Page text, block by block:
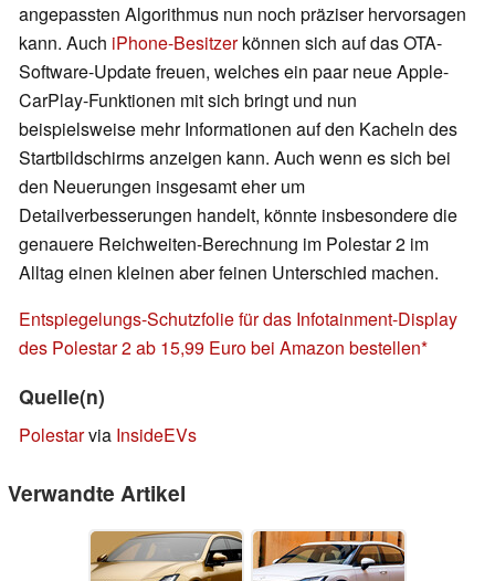
angepassten Algorithmus nun noch präziser hervorsagen
kann. Auch iPhone-Besitzerkönnen sich auf das OTA-
Software-Update freuen, welches ein paar neue Apple-
CarPlay-Funktionen mit sich bringt und nun
beispielsweise mehr Informationen auf den Kacheln des
Startbildschirms anzeigen kann. Auch wenn es sich bei
den Neuerungen insgesamt eher um
Detailverbesserungen handelt, könnte insbesondere die
genauere Reichweiten-Berechnung im Polestar 2 im
Alltag einen kleinen aber feinen Unterschied machen.
Entspiegelungs-Schutzfolie für das Infotainment-Display
des Polestar 2 ab 15,99 Euro bei Amazon bestellen
Quelle(n)
Polestarvia InsideEVs
Verwandte Artikel